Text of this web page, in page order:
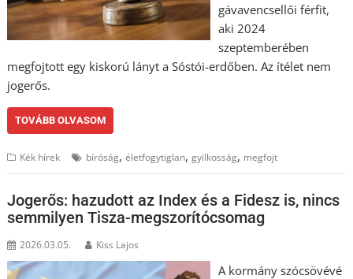
gávavencsellői férfit,
aki 2024
szeptemberében
megfojtott egy kiskorú lányt a Sóstói-erdőben. Az ítélet nem
jogerős.
TOVÁBB OLVASOM
Kék hírek bíróság,életfogytiglan,gyilkosság, megfojt
Jogerős: hazudott az Index és a Fidesz is, nincs
semmilyen Tisza-megszorítócsomag
2026.03.05. Kiss Lajos
A kormány szócsövévé